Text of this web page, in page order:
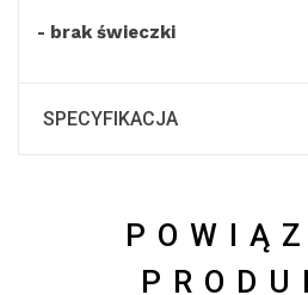
- brak świeczki
SPECYFIKACJA